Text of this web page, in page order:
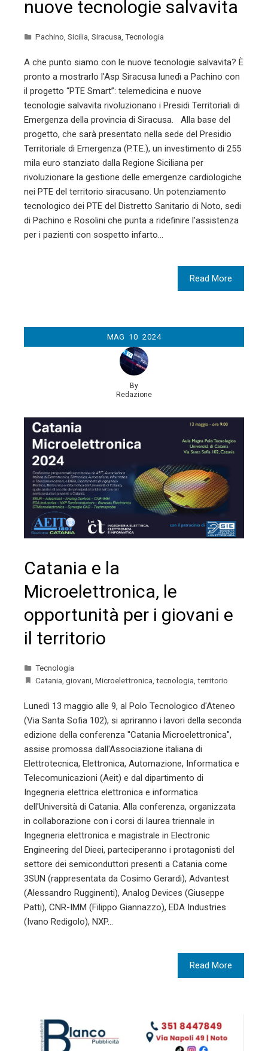
nuove tecnologie salvavita
Pachino Sicilia Siracusa Tecnologia
A che punto siamo con le nuove tecnologie salvavita? È
pronto a mostrarlo l'Asp Siracusa lunedì a Pachino con
il progetto “PTE Smart”: telemedicina e nuove
tecnologie salvavita rivoluzionano i Presidi Territoriali di
Emergenza della provincia di Siracusa. Alla base del
progetto, che sarà presentato nella sede del Presidio
Territoriale di Emergenza (P.T.E.), un investimento di 255
mila euro stanziato dalla Regione Siciliana per
rivoluzionare la gestione delle emergenze cardiologiche
nei PTE del territorio siracusano. Un potenziamento
tecnologico dei PTE del Distretto Sanitario di Noto, sedi
di Pachino e Rosolini che punta a ridefinire l'assistenza
per i pazienti con sospetto infarto…
Read More
MAG 10 2024
By
Redazione
Catania e la
Microelettronica, le
opportunità per i giovani e
il territorio
Tecnologia
Catania, giovani, Microelettronica, tecnologia, territorio
Lunedì 13 maggio alle 9, al Polo Tecnologico d'Ateneo
(Via Santa Sofia 102), si apriranno i lavori della seconda
edizione della conferenza "Catania Microelettronica",
assise promossa dall'Associazione italiana di
Elettrotecnica, Elettronica, Automazione, Informatica e
Telecomunicazioni (Aeit) e dal dipartimento di
Ingegneria elettrica elettronica e informatica
dell'Università di Catania. Alla conferenza, organizzata
in collaborazione con i corsi di laurea triennale in
Ingegneria elettronica e magistrale in Electronic
Engineering del Dieei, parteciperanno i protagonisti del
settore dei semiconduttori presenti a Catania come
3SUN (rappresentata da Cosimo Gerardi), Advantest
(Alessandro Rugginenti), Analog Devices (Giuseppe
Patti), CNR-IMM (Filippo Giannazzo), EDA Industries
(Ivano Redigolo), NXP…
Read More